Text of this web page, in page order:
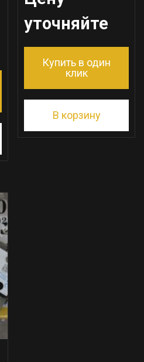
уточняйте
Купить в один
клик
В корзину